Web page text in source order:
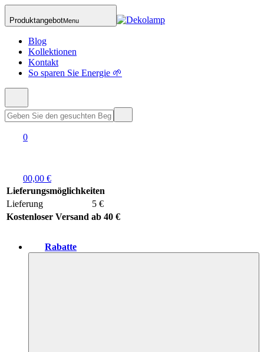
ProduktangebotMenu
Blog
Kollektionen
Kontakt
So sparen Sie Energie 🌱
0
00,00 €
Lieferungsmöglichkeiten
Lieferung
5 €
Kostenloser Versand ab 40 €
Rabatte